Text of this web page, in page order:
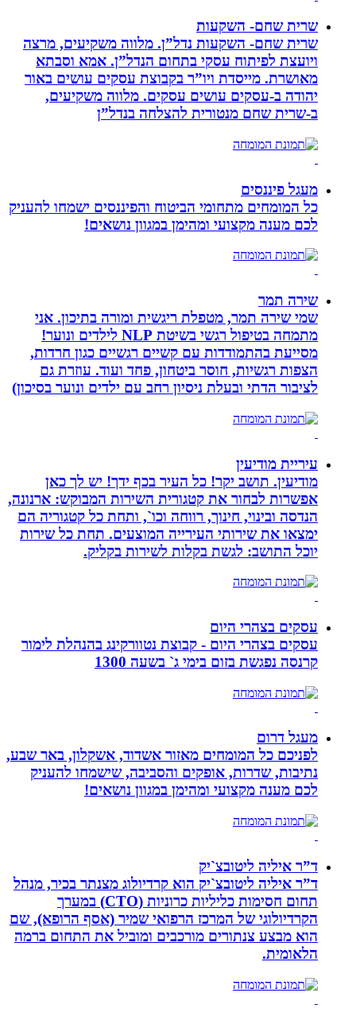
שרית שחם- השקעות
שרית שחם- השקעות נדל”ן. מלווה משקיעים, מרצה
ויועצת לפיתוח עסקי בתחום הנדל”ן. אמא וסבתא
מאושרת. ‏מייסדת ויו”ר בקבוצת עסקים עושים באור
יהודה‏ ב-‏עסקים עושים עסקים‏. ‏מלווה משקיעים,
ב-‏שרית שחם מנטורית להצלחה בנדל”ן‏
מעגל פיננסים
כל המומחים מתחומי הביטוח והפיננסים ישמחו להעניק
לכם מענה מקצועי ומהימן במגוון נושאים!
שירה תמר
שמי שירה תמר, מטפלת ריגשית ומורה בתיכון. אני
מתמחה בטיפול רגשי בשיטת NLP לילדים ונוער!
מסייעת בהתמודדות עם קשיים רגשיים כגון חרדות,
הצפות רגשיות, חוסר ביטחון, פחד ועוד. עוזרת גם
לציבור הדתי ובעלת ניסיון רחב עם ילדים ונוער בסיכון)
עיריית מודיעין
מודיעין. תושב יקר! כל העיר בכף ידך! יש לך כאן
אפשרות לבחור את קטגורית השירות המבוקש: ארנונה,
הנדסה ובינוי, חינוך, רווחה וכו`, ותחת כל קטגוריה הם
ימצאו את שירותי העירייה המוצעים. תחת כל שירות
יוכל התושב: לגשת בקלות לשירות בקליק.
עסקים בצהרי היום
עסקים בצהרי היום - קבוצת נטוורקינג בהנהלת לימור
קרנסה נפגשת בזום בימי ג` בשעה 1300
מעגל דרום
לפניכם כל המומחים מאזור אשדוד, אשקלון, באר שבע,
נתיבות, שדרות, אופקים והסביבה, שישמחו להעניק
לכם מענה מקצועי ומהימן במגוון נושאים!
ד”ר איליה ליטובצ`יק
ד”ר איליה ליטובצ`יק הוא קרדיולוג מצנתר בכיר, מנהל
תחום חסימות כליליות כרוניות (CTO) במערך
הקרדיולוגי של המרכז הרפואי שמיר (אסף הרופא), שם
הוא מבצע צנתורים מורכבים ומוביל את התחום ברמה
הלאומית.